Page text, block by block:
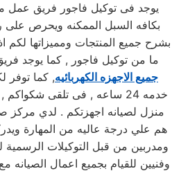
يوجد فى توكيل فاجور فريق
بكافه السبل الممكنه ويحرص على
بشرح جميع المنتجات ومميزاتها لكم
ما من توكيل فاجور , كما يوجد
جميع الاجهزه الكهربائيه, كما توفر
خدمه 24 ساعه , فى تلقى
منزل لصيانه اجهزتكم . لدي مركز
هم علي درجة عاليه من المهارة
ومدربين من قبل التوكيلات الرسمية
وفنيين للقيام بجميع اعمال